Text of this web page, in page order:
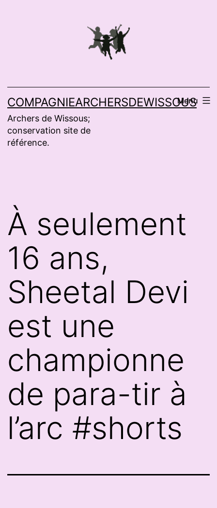
COMPAGNIEARCHERSDEWISSOUS
Archers de Wissous;
conservation site de
référence.
Menu
À seulement
16 ans,
Sheetal Devi
est une
championne
de para-tir à
l’arc #shorts